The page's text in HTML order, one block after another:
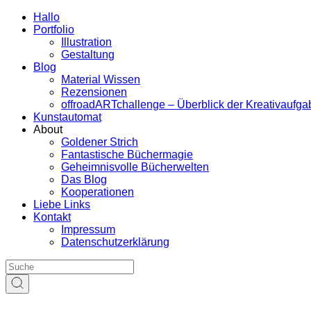
Hallo
Portfolio
Illustration
Gestaltung
Blog
Material Wissen
Rezensionen
offroadARTchallenge – Überblick der
Kunstautomat
About
Goldener Strich
Fantastische Büchermagie
Geheimnisvolle Bücherwelten
Das Blog
Kooperationen
Liebe Links
Kontakt
Impressum
Datenschutzerklärung